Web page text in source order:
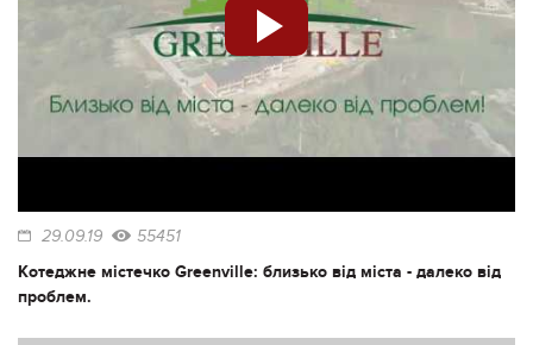
29.09.19 55451
Котеджне містечко Greenville: близько від міста - далеко від
проблем.